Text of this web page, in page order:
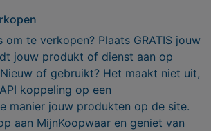
om te verkopen? Plaats GRATIS jouw
jouw produkt of dienst aan op
of gebruikt? Het maakt niet uit,
koppeling op een
manier jouw produkten op de site.
aan MijnKoopwaar en geniet van